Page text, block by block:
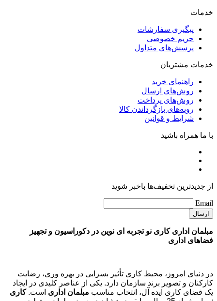
خدمات
پیگیری سفارشات
حریم خصوصی
پرسش‌های متداول
خدمات مشتریان
راهنمای خرید
روش‌های ارسال
روش‌های پرداخت
رویه‌های بازگرداندن کالا
شرایط و قوانین
با ما همراه باشید
از جدیدترین تخفیف‌ها باخبر شوید
Email
مبلمان اداری کاری نو تجربه ای نوین در دکوراسیون و تجهیز
فضاهای اداری
در دنیای امروز، محیط کاری تأثیر بسزایی در بهره وری، رضایت
کارکنان و تصویر برند سازمان دارد. یکی از عناصر کلیدی در ایجاد
یک فضای کاری ایده آل، انتخاب مناسب مبلمان اداری است.کاری